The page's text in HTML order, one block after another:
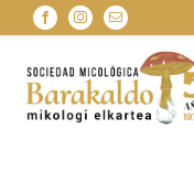
Skip
to
content